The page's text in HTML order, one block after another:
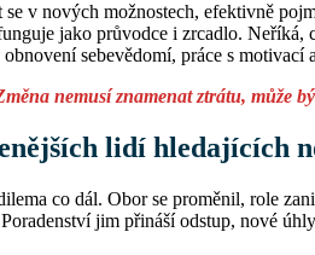
v nových možnostech, efektivně
jako průvodce i zrcadlo.
sebevědomí, práce s motivací
nemusí znamenat ztrátu, může
lidí hledajících
co dál. Obor se proměnil, role
jim přináší odstup, nové